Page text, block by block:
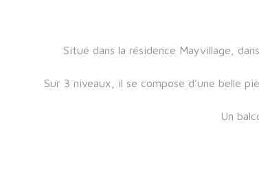
Situé dans la résidence Mayvillage,
Sur 3 niveaux, il se compose d’une belle
Un